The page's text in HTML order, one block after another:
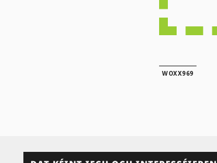
WOXX969